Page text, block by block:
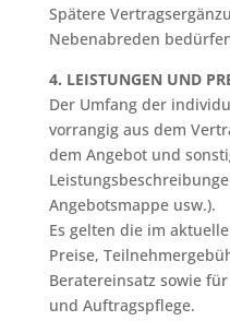
Spätere
Nebenabreden
4. LEISTUNGEN UND
Der Umfang der
vorrangig aus dem
dem Angebot und
Angebotsmappe usw.).
Es gelten die im
Preise,
Beratereinsatz sowie
und Auftragspflege.